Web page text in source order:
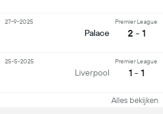
Palace
Premier League
2 - 1
27-9-2025
Liverpool
Premier League
1 - 1
25-5-2025
Alles bekijken